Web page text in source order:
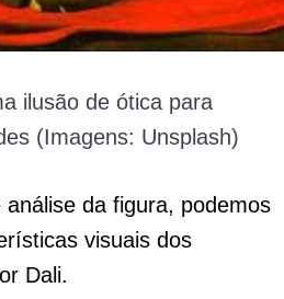
ilusão de ótica para
(Imagens: Unsplash)
da figura, podemos
visuais dos
Dali.